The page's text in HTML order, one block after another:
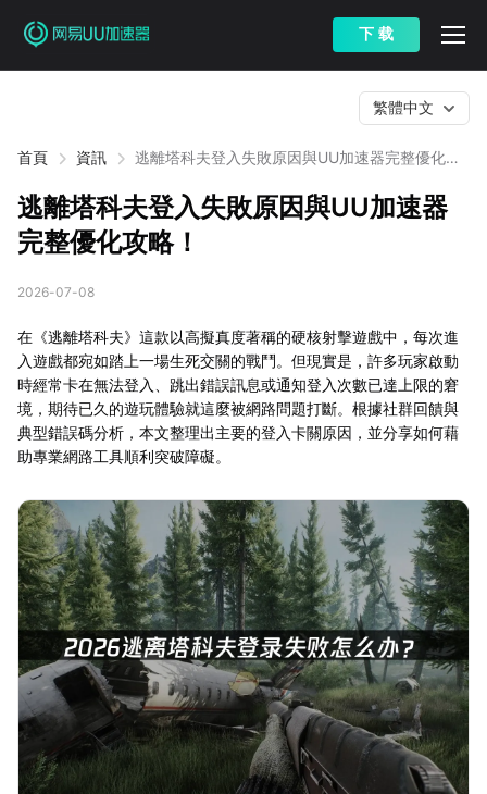
下 载
首頁 資訊
逃離塔科夫登入失敗原因與UU加速器完整優化攻
繁體中文
逃離塔科夫登入失敗原因與UU加速器
完整優化攻略！
2026-07-08
在《逃離塔科夫》這款以高擬真度著稱的硬核射擊遊戲中，每次進
入遊戲都宛如踏上一場生死交關的戰鬥。但現實是，許多玩家啟動
時經常卡在無法登入、跳出錯誤訊息或通知登入次數已達上限的窘
境，期待已久的遊玩體驗就這麼被網路問題打斷。根據社群回饋與
典型錯誤碼分析，本文整理出主要的登入卡關原因，並分享如何藉
助專業網路工具順利突破障礙。